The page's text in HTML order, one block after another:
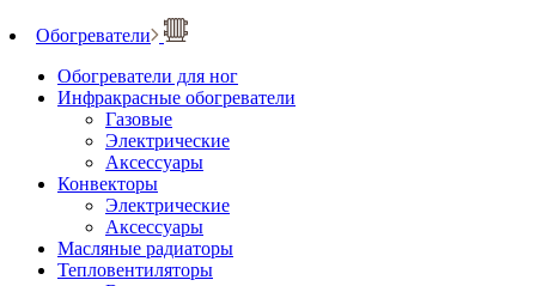
Обогреватели
Обогреватели для ног
Инфракрасные обогреватели
Газовые
Электрические
Аксессуары
Конвекторы
Электрические
Аксессуары
Масляные радиаторы
Тепловентиляторы